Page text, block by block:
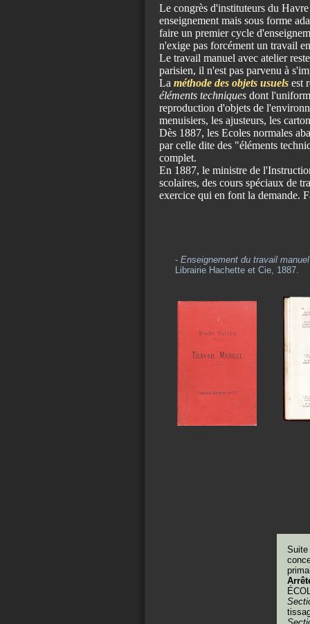
Suite
Le congrès d'instituteurs du
enseignement mais sous forme
faire un premier cycle
n'exige pas forcément un travail
Le travail manuel avec atelier
parisien, il n'est pas parvenu à
La méthode des objets usuels est
éléments techniques dont
reproduction d'objets de
menuisiers, les ajusteurs, les
Dès 1887, les Ecoles normales
par celle dite des "éléments
complet.
En 1887, le ministre de
scolaires, des cours spéciaux de
exercice qui en font la demande.
- Enseignement du travail manuel
Librairie Hachette et Cie, 1887.